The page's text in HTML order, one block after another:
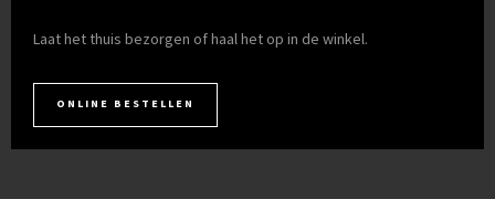
Laat het thuis bezorgen of haal het op in de winkel.
ONLINE BESTELLEN